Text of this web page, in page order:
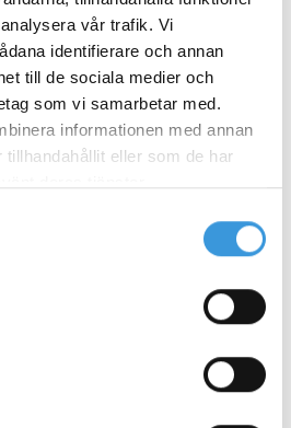
vår trafik. Vi
identifierare och annan
till de sociala medier och
som vi samarbetar med.
informationen med annan
eller som de har
eller maila